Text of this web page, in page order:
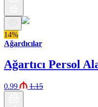
14%
Ağardıcılar
Ağartıcı Persol
0.99 1.15